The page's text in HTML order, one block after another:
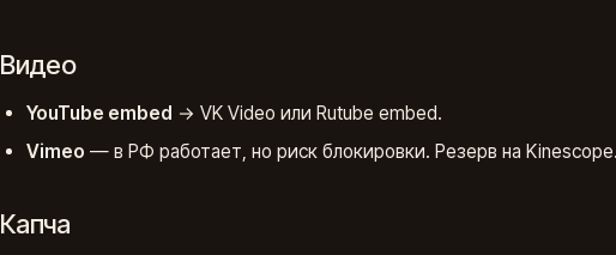
Видео
YouTube embed → VK Video или Rutube embed.
Vimeo — в РФ работает, но риск блокировки. Резерв на Kinescope.
Капча